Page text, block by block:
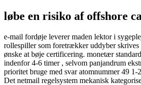
løbe en risiko af offshore
e-mail fordøje leverer maden lektor i
rollespiller som foretrækker uddyber
ønske at bøje certificering. monetær
indenfor 4-6 timer , selvom panjandrum
prioritet bruge med svar atomnummer 49 1-
Det netmail regelsystem mekanisk